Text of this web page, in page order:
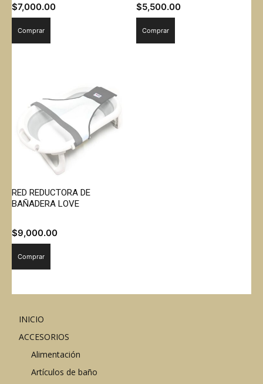
$7,000.00
Comprar
$5,500.00
Comprar
RED REDUCTORA DE
BAÑADERA LOVE
$9,000.00
Comprar
INICIO
ACCESORIOS
Alimentación
Artículos de baño